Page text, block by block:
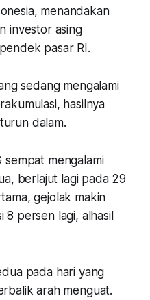
menandakan
investor asing
pasar RI.
sedang mengalami
hasilnya
dalam.
sempat mengalami
berlajut lagi pada 29
gejolak makin
8 persen lagi, alhasil
pada hari yang
arah menguat.